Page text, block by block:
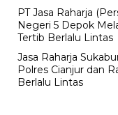
PT Jasa Raharja
Negeri 5 Depok
Tertib Berlalu Lintas
Jasa Raharja
Polres Cianjur dan
Berlalu Lintas